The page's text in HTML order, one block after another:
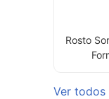
Rosto
Ver